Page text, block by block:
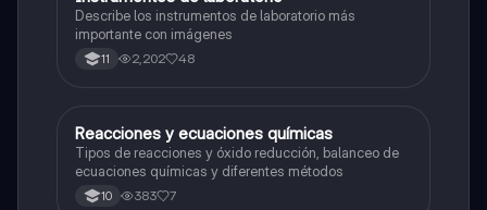
Describe los instrumentos de laboratorio más
importante con imágenes
11 2,202 48
Química
Reacciones y ecuaciones químicas
Tipos de reacciones y óxido reducción, balanceo de
ecuaciones químicas y diferentes métodos
10 383 7